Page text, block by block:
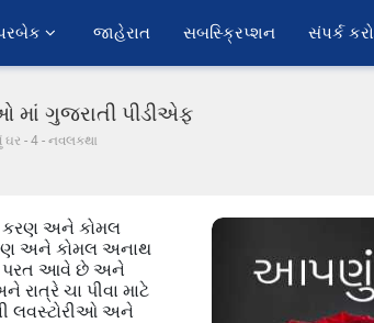
જાહેરાત સબસ્ક્રિપ્શન સંપર્ક કરો
માં ગુજરાતી પીડીએફ
- 4 - નવલકથા
કરણ અને કોમલ
અને કોમલ અનાથ
પરત આવે છે અને
ચા પીવા માટે
લવસ્ટોરીઓ અને